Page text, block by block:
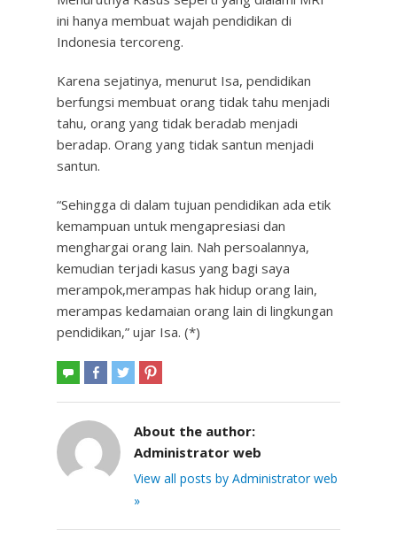
ini hanya membuat wajah pendidikan di
Indonesia tercoreng.
Karena sejatinya, menurut Isa, pendidikan
berfungsi membuat orang tidak tahu menjadi
tahu, orang yang tidak beradab menjadi
beradap. Orang yang tidak santun menjadi
santun.
“Sehingga di dalam tujuan pendidikan ada etik
kemampuan untuk mengapresiasi dan
menghargai orang lain. Nah persoalannya,
kemudian terjadi kasus yang bagi saya
merampok,merampas hak hidup orang lain,
merampas kedamaian orang lain di lingkungan
pendidikan,” ujar Isa. (*)
About the author:
Administrator web
View all posts by Administrator web
»